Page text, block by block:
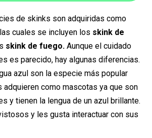
de skinks son adquiridas como
cuales se incluyen los skink de
skink de fuego. Aunque el cuidado
es parecido, hay algunas diferencias.
azul son la especie más popular
adquieren como mascotas ya que son
y tienen la lengua de un azul brillante.
y les gusta interactuar con sus